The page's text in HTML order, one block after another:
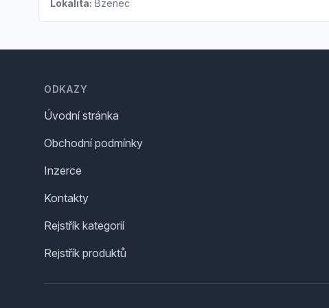
Lokalita: Bzenec
ODKAZY
Úvodní stránka
Obchodní podmínky
Inzerce
Kontakty
Rejstřík kategorií
Rejstřík produktů